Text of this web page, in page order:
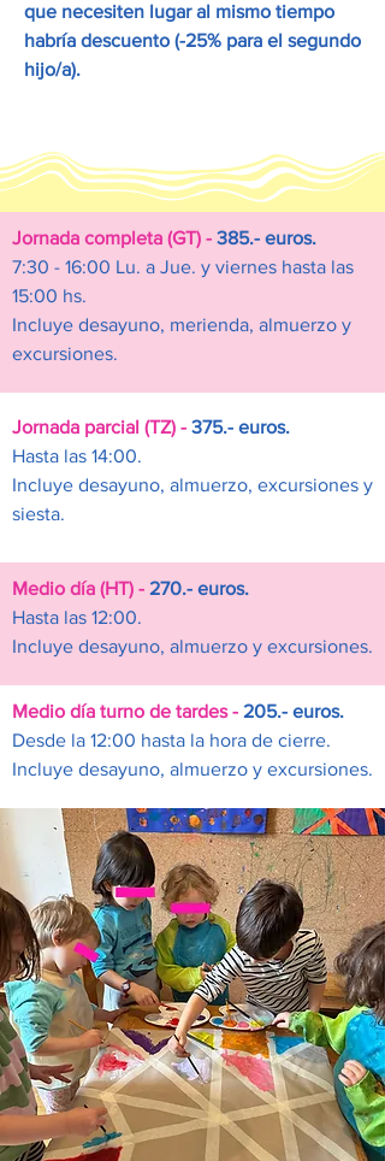
que necesiten lugar al mismo tiempo
habría descuento (-25% para el segundo
hijo/a).
Jornada completa (GT) - 385.- euros.
7:30 - 16:00 Lu. a Jue. y viernes hasta las
15:00 hs.
Incluye desayuno, merienda, almuerzo y
excursiones.
Jornada parcial (TZ) - 375.- euros.
Hasta las 14:00.
Incluye desayuno, almuerzo, excursiones y
siesta.
Medio día (HT) - 270.- euros.
Hasta las 12:00.
Incluye desayuno, almuerzo y excursiones.
Medio día turno de tardes - 205.- euros.
Desde la 12:00 hasta la hora de cierre.
Incluye desayuno, almuerzo y excursiones.